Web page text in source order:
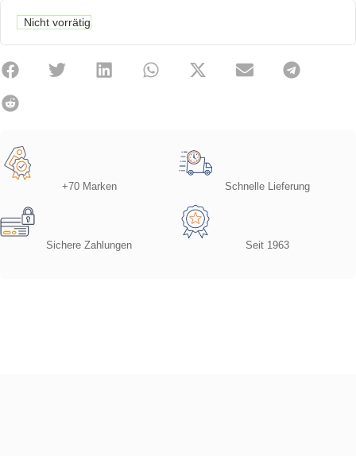
Nicht vorrätig
+70 Marken Schnelle Lieferung
Sichere Zahlungen Seit 1963